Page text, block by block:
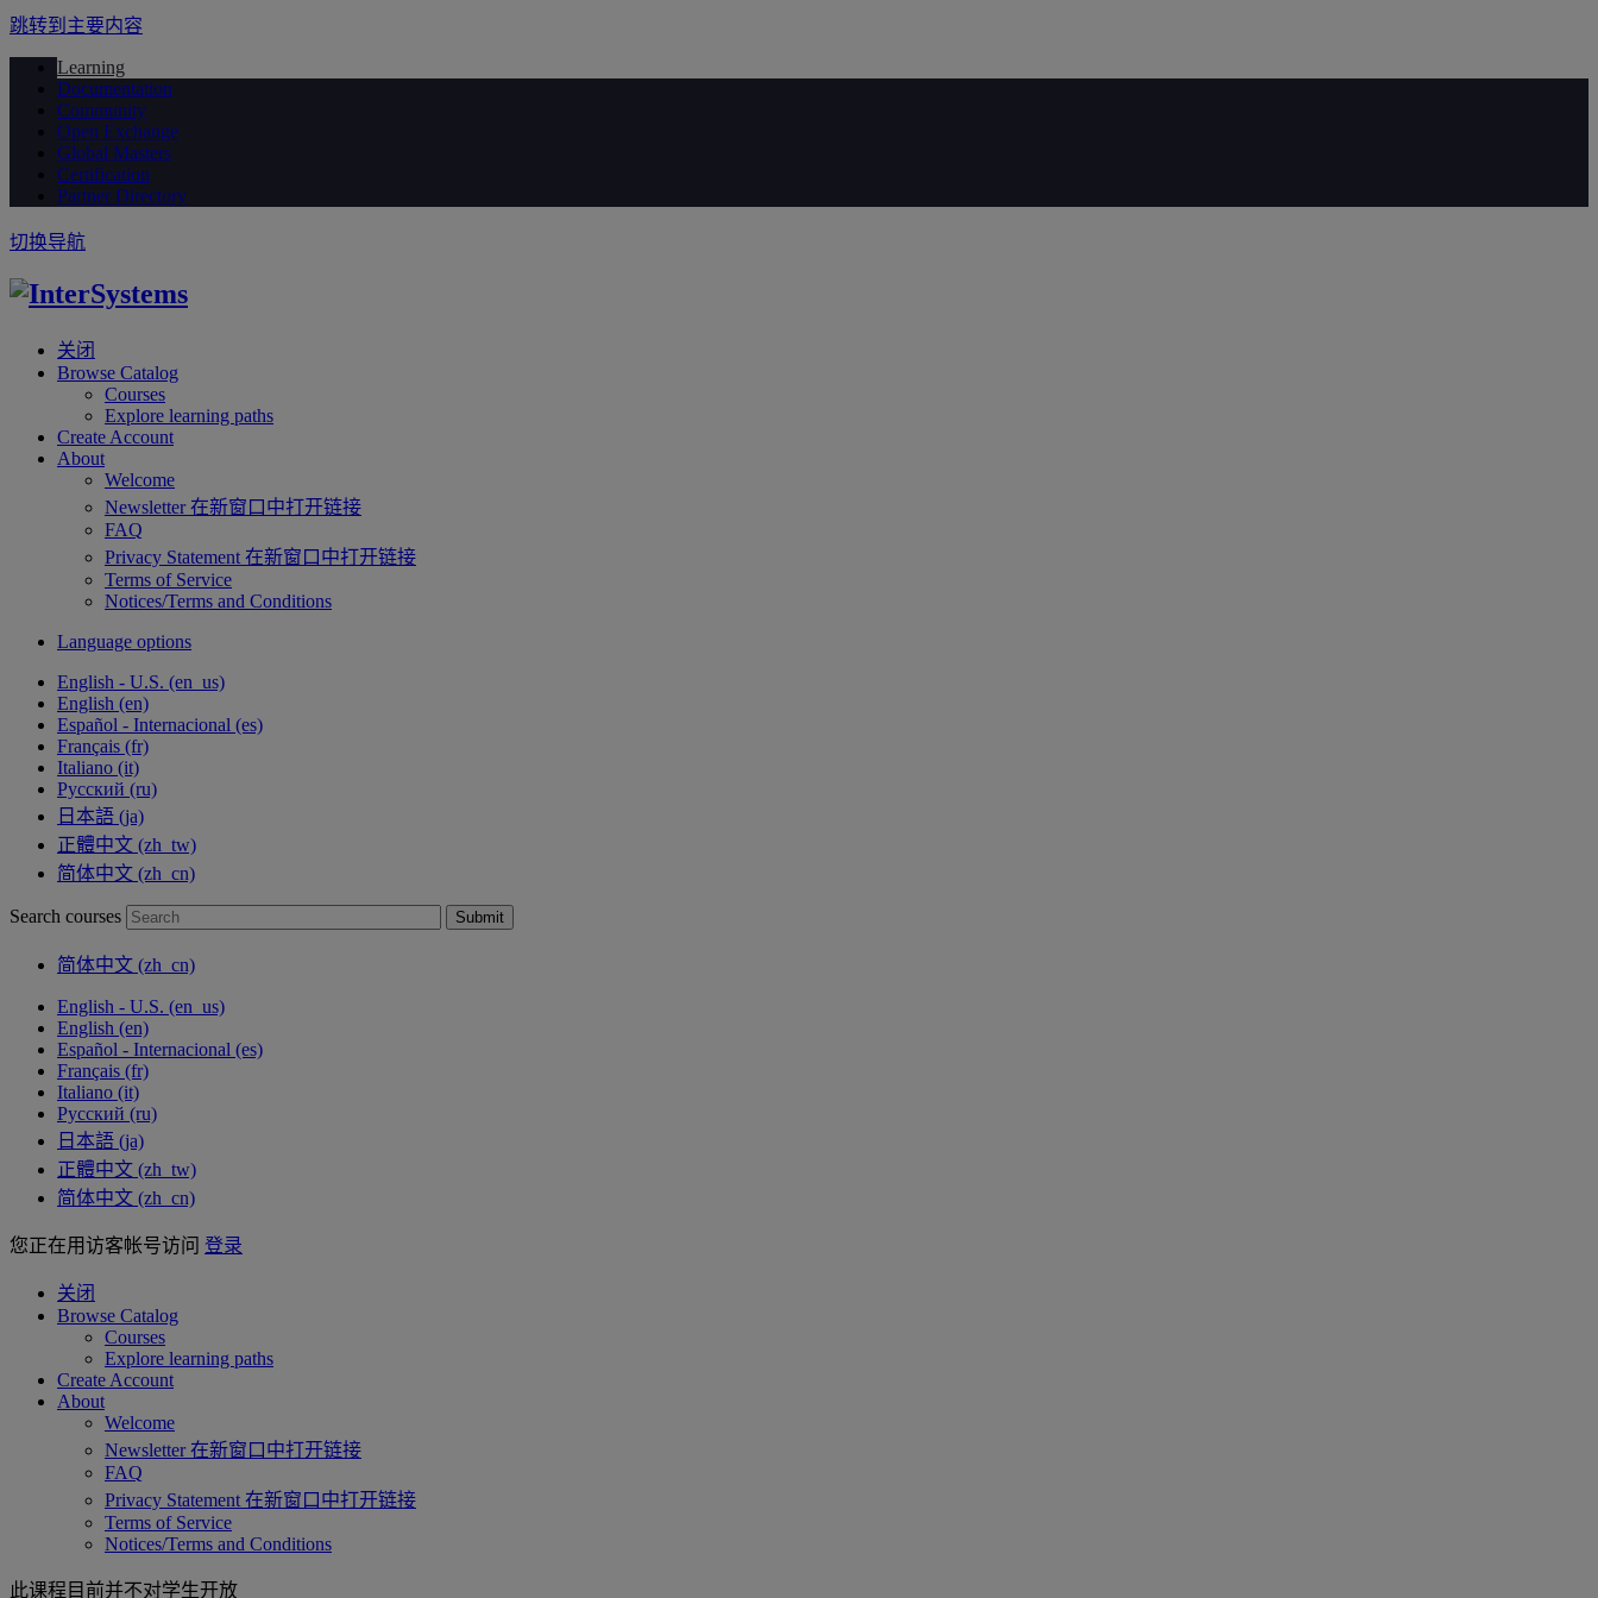
跳转到主要内容
Learning
Documentation
Community
Open Exchange
Global Masters
Certification
Partner Directory
切换导航
关闭
Browse Catalog
Courses
Explore learning paths
Create Account
About
Welcome
Newsletter在新窗口中打开链接
FAQ
Privacy Statement 在新窗口中打开链接
Terms of Service
Notices/Terms and Conditions
Language options
English - U.S. ‎(en_us)‎
English ‎(en)‎
Español - Internacional ‎(es)‎
Français ‎(fr)‎
Italiano ‎(it)‎
Русский ‎(ru)‎
日本語 ‎(ja)‎
正體中文 ‎(zh_tw)‎
简体中文 ‎(zh_cn)‎
Search courses Submit
简体中文 ‎(zh_cn)‎
English - U.S. ‎(en_us)‎
English ‎(en)‎
Español - Internacional ‎(es)‎
Français ‎(fr)‎
Italiano ‎(it)‎
Русский ‎(ru)‎
日本語 ‎(ja)‎
正體中文 ‎(zh_tw)‎
简体中文 ‎(zh_cn)‎
您正在用访客帐号访问 登录
关闭
Browse Catalog
Courses
Explore learning paths
Create Account
About
Welcome
Newsletter在新窗口中打开链接
FAQ
Privacy Statement 在新窗口中打开链接
Terms of Service
Notices/Terms and Conditions
此课程目前并不对学生开放